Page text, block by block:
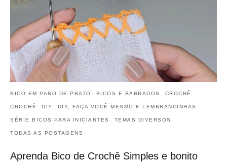
BICO EM PANO DE PRATO BICOS E BARRADOS CROCHÊ
CROCHÊ DIY DIY, FAÇA VOCÊ MESMO E LEMBRANCINHAS
SÉRIE BICOS PARA INICIANTES TEMAS DIVERSOS
TODAS AS POSTAGENS
Aprenda Bico de Crochê Simples e bonito